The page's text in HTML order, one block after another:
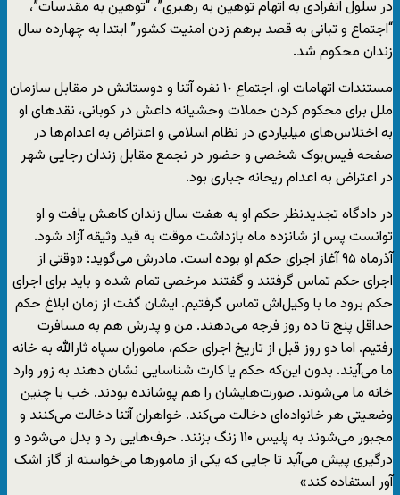
در سلول انفرادی به اتهام توهین به رهبری”، “توهین به مقدسات”،
“اجتماع و تبانی به قصد برهم‌ زدن امنیت کشور” ابتدا به چهارده سال
زندان محکوم شد.
مستندات اتهامات او، اجتماع ١٠ نفره آتنا و دوستانش در مقابل سازمان
ملل برای محکوم کردن حملات وحشیانه داعش در کوبانی، نقدهای او
به اختلاس‌های میلیاردی در نظام اسلامی و اعتراض به اعدام‌ها در
صفحه فیس‌بوک شخصی و حضور در نجمع مقابل زندان رجایی شهر
در اعتراض به اعدام ریحانه جباری بود.
در دادگاه تجدیدنظر حکم او به هفت سال زندان کاهش یافت و او
توانست پس از شانزده ماه بازداشت موقت به قید وثیقه آزاد شود.
آذرماه ۹۵ آغاز اجرای حکم او بوده است. مادرش می‌گوید: «وقتی از
اجرای حکم تماس گرفتند و گفتند مرخصی تمام شده و باید برای اجرای
حکم برود ما با وکیل‌‌اش تماس گرفتیم. ایشان گفت از زمان ابلاغ حکم
حداقل پنج تا ده روز فرجه می‌دهند. من و پدرش هم به مسافرت
رفتیم. اما دو روز قبل از تاریخ اجرای حکم، ماموران سپاه ثارالله به خانه
ما می‌آیند. بدون این‌که حکم یا کارت شناسایی نشان دهند به زور وارد
خانه ما می‌شوند. صورت‌هایشان را هم پوشانده بودند. خب با چنین
وضعیتی هر خانواده‌ای دخالت می‌کند. خواهران آتنا دخالت می‌کنند و
مجبور می‌شوند به پلیس ۱۱۰ زنگ بزنند. حرف‌هایی رد و بدل می‌شود و
درگیری پیش می‌آید تا جایی که یکی از مامورها می‌خواسته از گاز اشک
آور استفاده کند»